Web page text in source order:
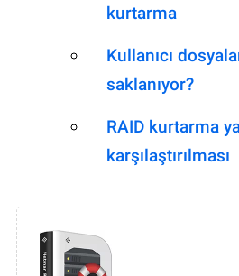
kurtarma
Kullanıcı
saklanıyor?
RAID kurtarma
karşılaştırılması